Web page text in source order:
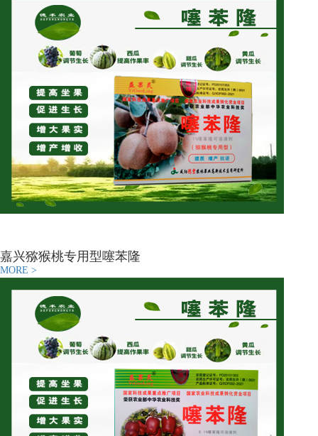
嘉兴猕猴桃专用型噻苯隆
MORE >